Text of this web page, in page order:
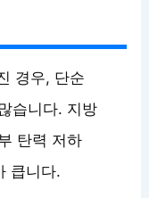
경우, 단순
습니다. 지방
탄력 저하
큽니다.